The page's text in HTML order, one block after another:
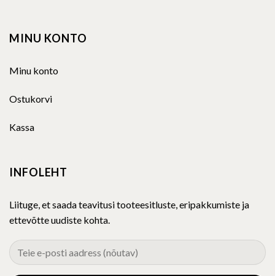
MINU KONTO
Minu konto
Ostukorvi
Kassa
INFOLEHT
Liituge, et saada teavitusi tooteesitluste, eripakkumiste ja
ettevõtte uudiste kohta.